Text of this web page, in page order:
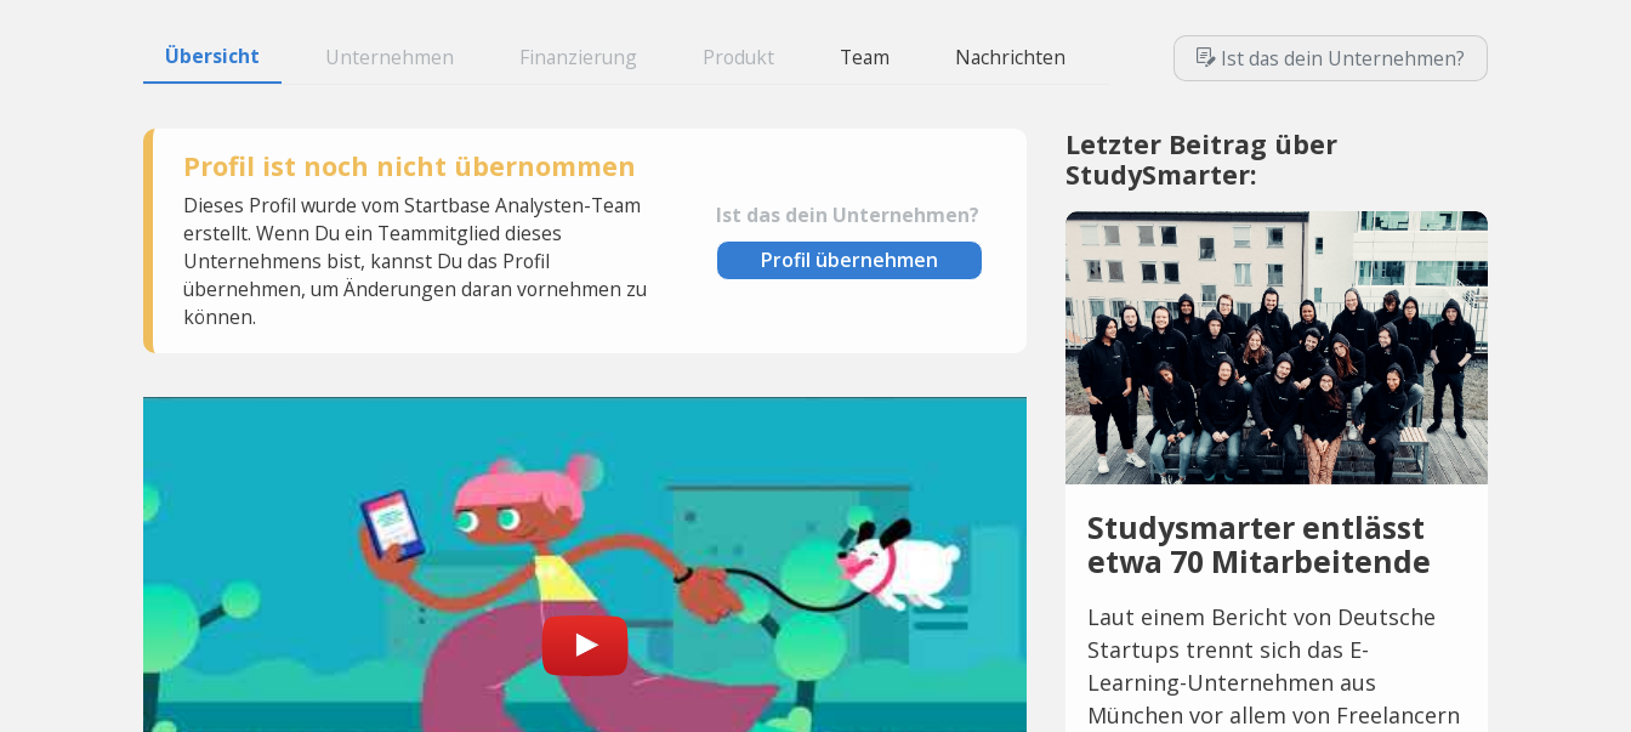
Übersicht Unternehmen Finanzierung Produkt Team Nachrichten Ist das dein Unternehmen?
Profil ist noch nicht übernommen
Dieses Profil wurde vom Startbase Analysten-Team
erstellt. Wenn Du ein Teammitglied dieses
Unternehmens bist, kannst Du das Profil
übernehmen, um Änderungen daran vornehmen zu
können.
Ist das dein Unternehmen?
Profil übernehmen
Letzter Beitrag über
StudySmarter:
Studysmarter entlässt
etwa 70 Mitarbeitende
Laut einem Bericht von Deutsche
Startups trennt sich das E-
Learning-Unternehmen aus
München vor allem von Freelancern